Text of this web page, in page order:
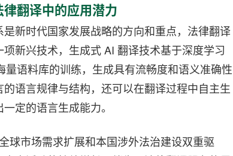
翻译中的应用潜力
新时代国家发展战略的方向和重点，法律翻译
新兴技术，生成式 AI 翻译技术基于深度学习
语料库的训练，生成具有流畅度和语义准确性
语言规律与结构，还可以在翻译过程中自主生
定的语言生成能力。
球市场需求扩展和本国涉外法治建设双重驱